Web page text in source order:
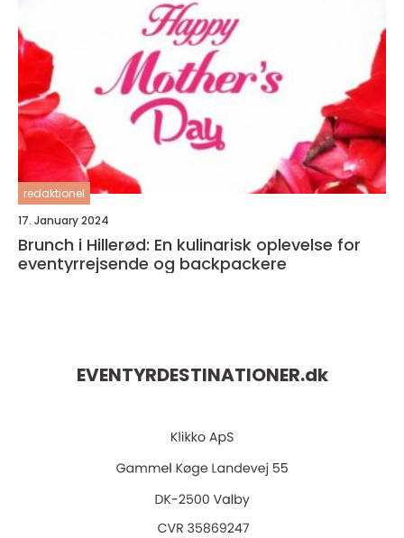
redaktionel
17. January 2024
Brunch i Hillerød: En kulinarisk oplevelse for
eventyrrejsende og backpackere
EVENTYRDESTINATIONER.dk